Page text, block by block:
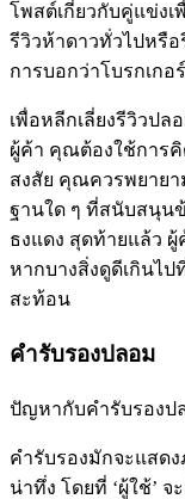
โพสต์เกี่ยวกับคู่แข่ง
รีวิวห้าดาวทั่วไปหรื
การบอกว่าโบรกเกอ
เพื่อหลีกเลี่ยงรีวิวป
ผู้ค้า คุณต้องใช้การคิ
สงสัย คุณควรพยาย
ฐานใด ๆ ที่สนับสนุน
ธงแดง สุดท้ายแล้ว
หากบางสิ่งดูดีเกินไ
สะท้อน
คำรับรองปลอม
ปัญหากับคำรับรองป
คำรับรองมักจะแสด
น่าทึ่ง โดยที่ ‘ผู้ใช้’